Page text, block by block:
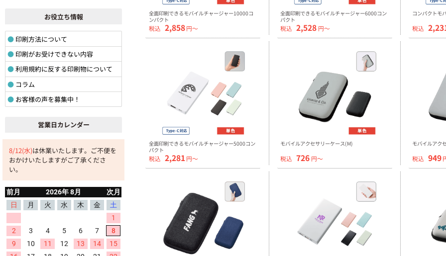
お役立ち情報
印刷方法について
印刷がお受けできない内容
利用規約に反する印刷物について
コラム
お客様の声を募集中！
営業日カレンダー
8/12(水)は休業いたします。ご不便を
おかけいたしますがご了承くださ
い。
全面印刷できるモバイルチャージャー10000コ
ンパクト
税込 2,858 円〜
全面印刷できるモバイルチャージャー6000コン
パクト
税込 2,528 円〜
コンパクトモ
税込
全面印刷できるモバイルチャージャー5000コン
パクト
税込 2,281 円〜
モバイルアクセサリーケース(M)
税込 726 円〜
モバイルアク
税込 949